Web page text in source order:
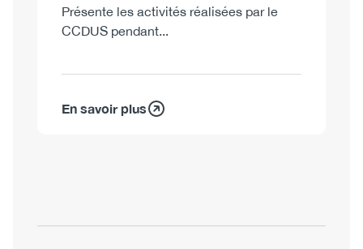
Présente les activités réalisées par le
CCDUS pendant...
En savoir plus